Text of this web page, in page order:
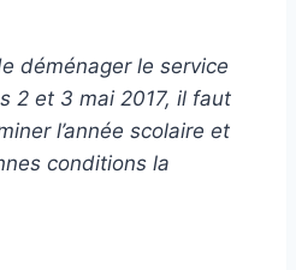
déménager le service
2 et 3 mai 2017, il faut
l’année scolaire et
conditions la